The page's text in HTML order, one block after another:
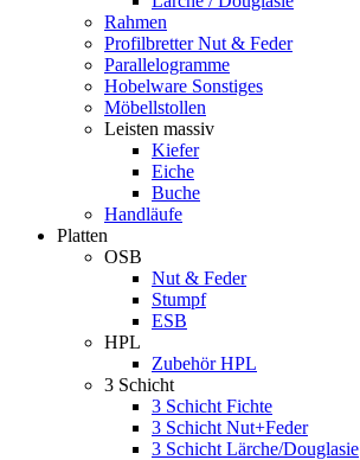
Rahmen
Profilbretter Nut & Feder
Parallelogramme
Hobelware Sonstiges
Möbellstollen
Leisten massiv
Kiefer
Eiche
Buche
Handläufe
Platten
OSB
Nut & Feder
Stumpf
ESB
HPL
Zubehör HPL
3 Schicht
3 Schicht Fichte
3 Schicht Nut+Feder
3 Schicht Lärche/Douglasie